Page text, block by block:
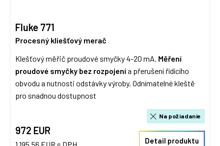
Fluke 771
Procesný kliešťový merač
Klešťový měřič proudové smyčky 4-20 mA. Měření
proudové smyčky bez rozpojenía přerušení řídícího
obvodu a nutnosti odstávky výroby. Odnímatelné kleště
pro snadnou dostupnost
972 EUR
Na požiadanie
Detail produktu